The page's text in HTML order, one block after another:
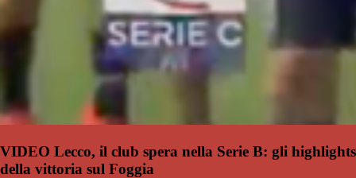
VIDEO Lecco, il club spera nella Serie B: gli highlights
della vittoria sul Foggia